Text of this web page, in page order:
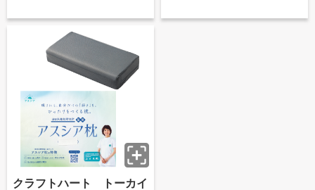
クラフトハート トーカイ